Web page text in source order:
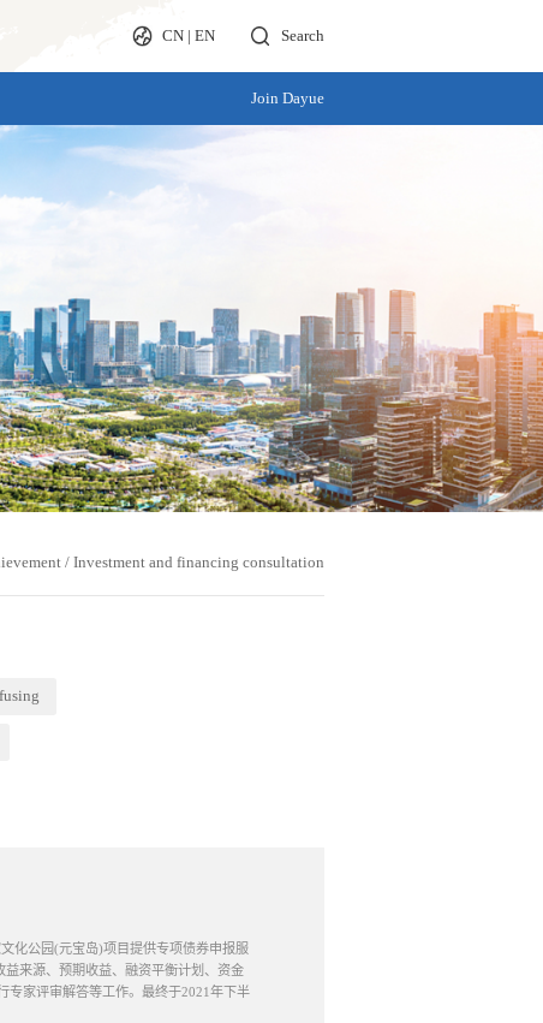
CN| EN Search
Join Dayue
/ Investment and financing consultation
化公园(元宝岛)项目提供专项债券申报服
来源、预期收益、融资平衡计划、资金